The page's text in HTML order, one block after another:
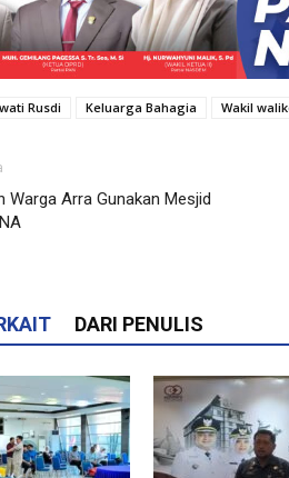
Rusdi Keluarga Bahagia Wakil
Warga Arra Gunakan Mesjid
DARI PENULIS